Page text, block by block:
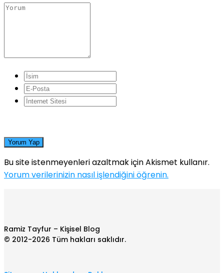
Yorum Yap
Bu site istenmeyenleri azaltmak için Akismet kullanır.
Yorum verilerinizin nasıl işlendiğini öğrenin.
Ramiz Tayfur – Kişisel Blog
© 2012-2026 Tüm hakları saklıdır.